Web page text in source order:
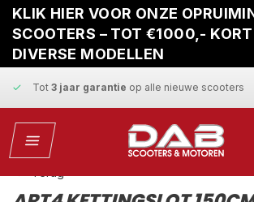
KLIK HIER VOOR ONZE
SCOOTERS – TOT €1000,-
DIVERSE MODELLEN
Gratis ophaalservicebij reparatie
Snelle leveringen vaste scherpe prijzen
Tot 3 jaar garantie op alle nieuwe scooters
Gratis ophaalservicebij reparatie